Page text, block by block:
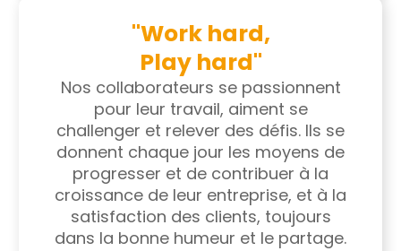
"Work hard,
Play hard"
Nos collaborateurs se passionnent
pour leur travail, aiment se
challenger et relever des défis. Ils se
donnent chaque jour les moyens de
progresser et de contribuer à la
croissance de leur entreprise, et à la
satisfaction des clients, toujours
dans la bonne humeur et le partage.